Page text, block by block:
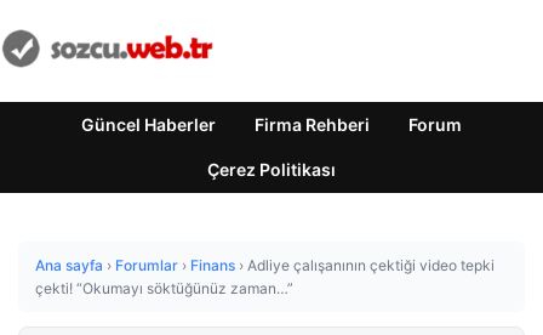
Güncel Haberler Firma Rehberi Forum
Çerez Politikası
Ana sayfa › Forumlar › Finans › Adliye çalışanının çektiği video tepki
çekti! “Okumayı söktüğünüz zaman…”